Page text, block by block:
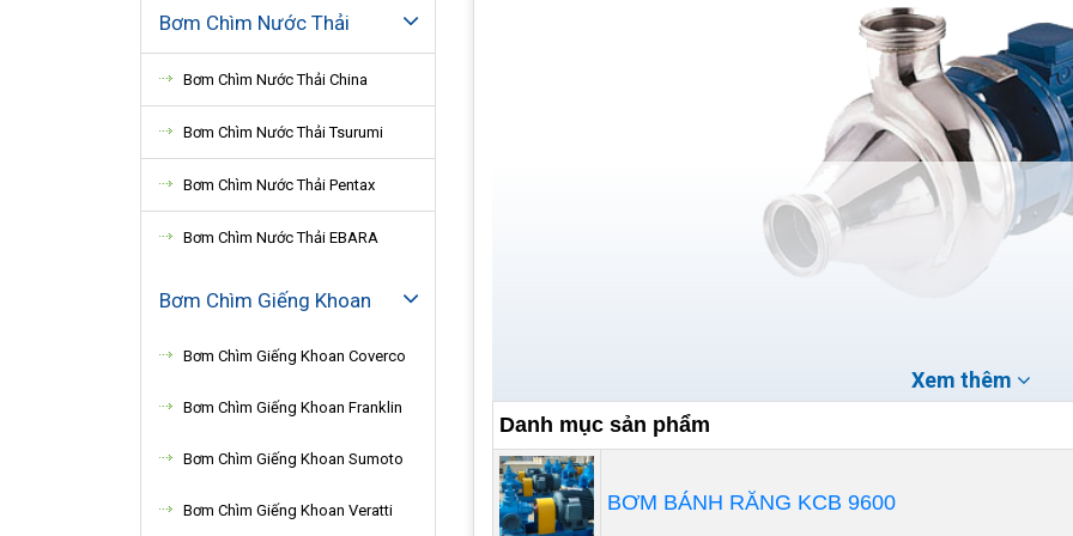
Bơm Chìm Nước Thải
Bơm Chìm Nước Thải China
Bơm Chìm Nước Thải Tsurumi
Bơm Chìm Nước Thải Pentax
Bơm Chìm Nước Thải EBARA
Bơm Chìm Giếng Khoan
Bơm Chìm Giếng Khoan Coverco
Bơm Chìm Giếng Khoan Franklin
Bơm Chìm Giếng Khoan Sumoto
Bơm Chìm Giếng Khoan Veratti Ứng dụng máy bơm thực phẩm trong
Xem thêm
Danh mục sản phẩm
BƠM BÁNH RĂNG KCB 9600